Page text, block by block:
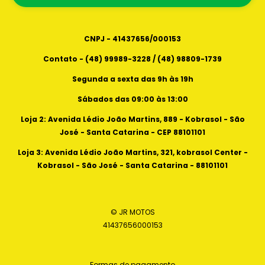
88101101
CNPJ - 41437656/000153
Contato - (48) 99989-3228 / (48) 98809-1739
Segunda a sexta das 9h às 19h
Sábados das 09:00 às 13:00
Loja 2: Avenida Lédio João Martins, 889 - Kobrasol - São
José - Santa Catarina - CEP 88101101
Loja 3: Avenida Lédio João Martins, 321, kobrasol Center -
Kobrasol - São José - Santa Catarina - 88101101
© JR MOTOS
41437656000153